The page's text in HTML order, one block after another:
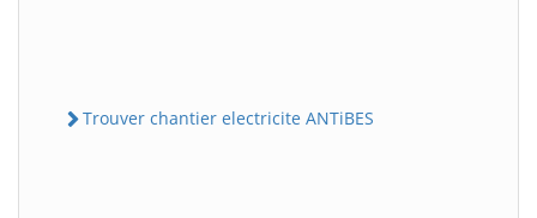
Trouver chantier electricite ANTiBES